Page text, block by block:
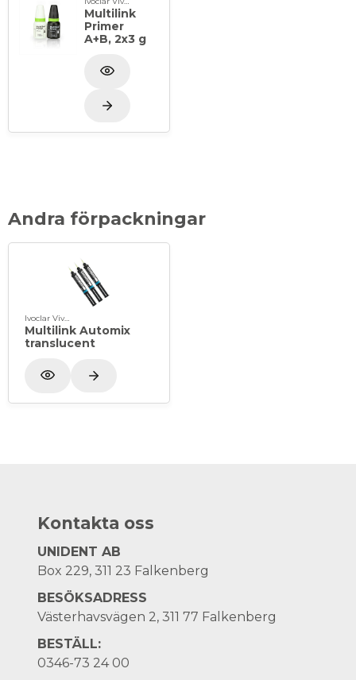
Multilink
Primer
A+B, 2x3 g
Andra förpackningar
Ivoclar Vivadent
Multilink Automix
translucent
Kontakta oss
UNIDENT AB
Box 229, 311 23 Falkenberg
BESÖKSADRESS
Västerhavsvägen 2, 311 77 Falkenberg
BESTÄLL:
0346-73 24 00